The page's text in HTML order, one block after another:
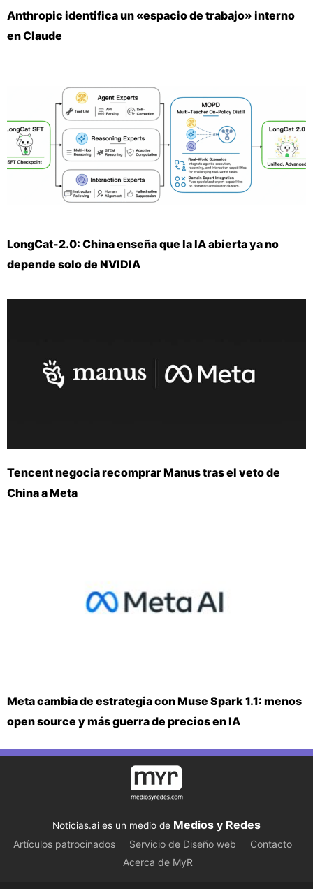
Anthropic identifica un «espacio de trabajo» interno
en Claude
LongCat-2.0: China enseña que la IA abierta ya no
depende solo de NVIDIA
Tencent negocia recomprar Manus tras el veto de
China a Meta
Meta cambia de estrategia con Muse Spark 1.1: menos
open source y más guerra de precios en IA
Noticias.ai es un medio de Medios y Redes
Artículos patrocinados Servicio de Diseño web
Contacto
Acerca de MyR